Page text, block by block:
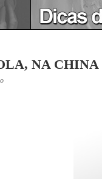
NA CHINA